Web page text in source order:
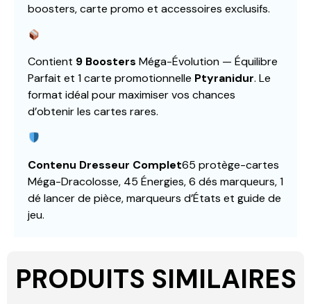
boosters, carte promo et accessoires exclusifs.
Contient 9 Boosters Méga-Évolution — Équilibre
Parfait et 1 carte promotionnelle Ptyranidur. Le
format idéal pour maximiser vos chances
d’obtenir les cartes rares.
Contenu Dresseur Complet65 protège-cartes
Méga-Dracolosse, 45 Énergies, 6 dés marqueurs, 1
dé lancer de pièce, marqueurs d’États et guide de
jeu.
PRODUITS SIMILAIRES